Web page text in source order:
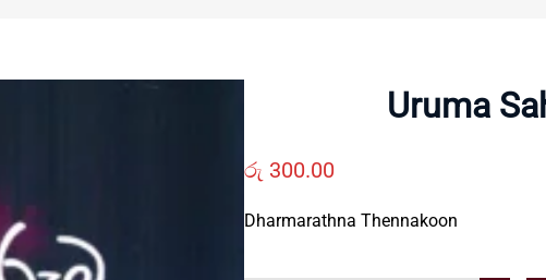
Uruma
රු 300.00
Dharmarathna Thennakoon